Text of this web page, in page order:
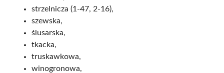
strzelnicza (1-47, 2-16),
szewska,
ślusarska,
tkacka,
truskawkowa,
winogronowa,